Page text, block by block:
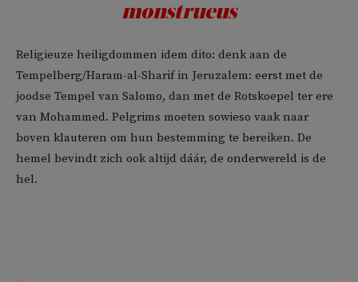
monstrueus
Religieuze heiligdommen idem dito: denk aan de
Tempelberg/Haram-al-Sharif in Jeruzalem: eerst met de
joodse Tempel van Salomo, dan met de Rotskoepel ter ere
van Mohammed. Pelgrims moeten sowieso vaak naar
boven klauteren om hun bestemming te bereiken. De
hemel bevindt zich ook altijd dáár, de onderwereld is de
hel.